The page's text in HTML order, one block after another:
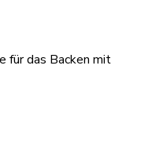
für das Backen mit